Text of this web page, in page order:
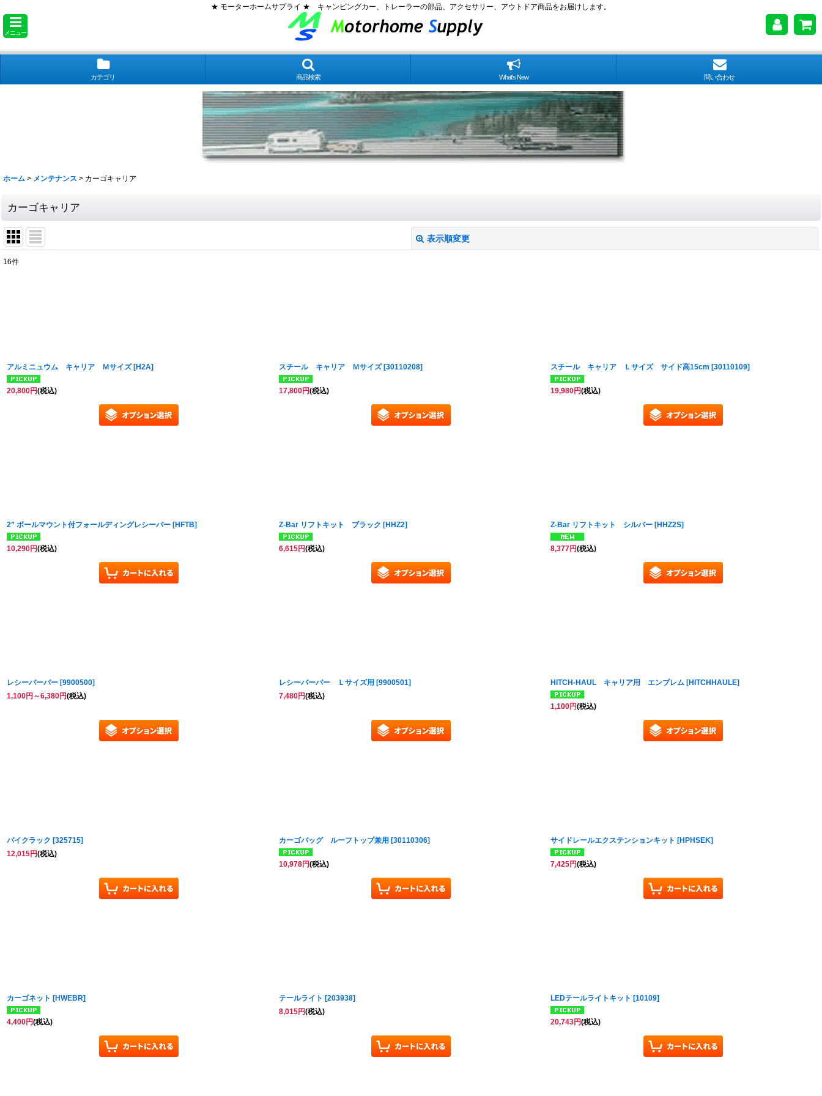
★ モーターホームサプライ ★ キャンピングカー、トレーラーの部品、アクセサリー、アウトドア商品をお届けします。
メニュー
カテゴリ 商品検索 What's New 問い合わせ
ホーム > メンテナンス > カーゴキャリア
カーゴキャリア
表示順変更
16件
アルミニュウム キャリア Ｍサイズ [H2A]
20,800円(税込)
スチール キャリア Ｍサイズ [30110208]
17,800円(税込)
スチール キャリア Ｌサイズ サイド高15cm [30110109]
19,980円(税込)
2” ボールマウント付フォールディングレシーバー [HFTB]
10,290円(税込)
Z-Bar リフトキット ブラック [HHZ2]
6,615円(税込)
Z-Bar リフトキット シルバー [HHZ2S]
8,377円(税込)
レシーバーバー [9900500]
1,100円 ～6,380円(税込)
レシーバーバー Ｌサイズ用 [9900501]
7,480円(税込)
HITCH-HAUL キャリア用 エンブレム [HITCHHAULE]
1,100円(税込)
バイクラック [325715]
12,015円(税込)
カーゴバッグ ルーフトップ兼用 [30110306]
10,978円(税込)
サイドレールエクステンションキット [HPHSEK]
7,425円(税込)
カーゴネット [HWEBR]
4,400円(税込)
テールライト [203938]
8,015円(税込)
LEDテールライトキット [10109]
20,743円(税込)